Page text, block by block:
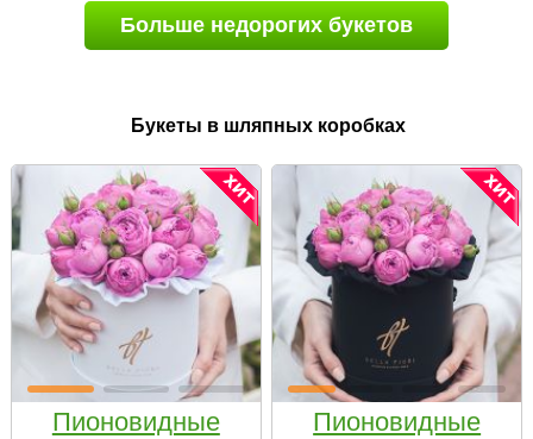
Больше недорогих букетов
Букеты в шляпных коробках
Пионовидные
Пионовидные